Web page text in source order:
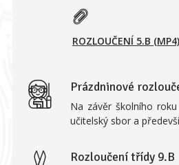
ROZLOUČENÍ 5.B (MP4)
Prázdninové
Na závěr školního
učitelský sbor a
Rozloučení třídy 9.B